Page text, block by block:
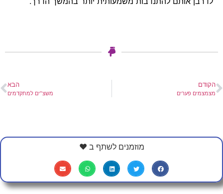
הקודם
מצמצמים פערים
הבא
משצ"ים למתקדמים
מוזמנים לשתף ב ❤